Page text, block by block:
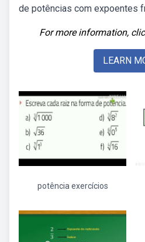
de potências com expoentes
For more information,
LEARN
potência exercícios